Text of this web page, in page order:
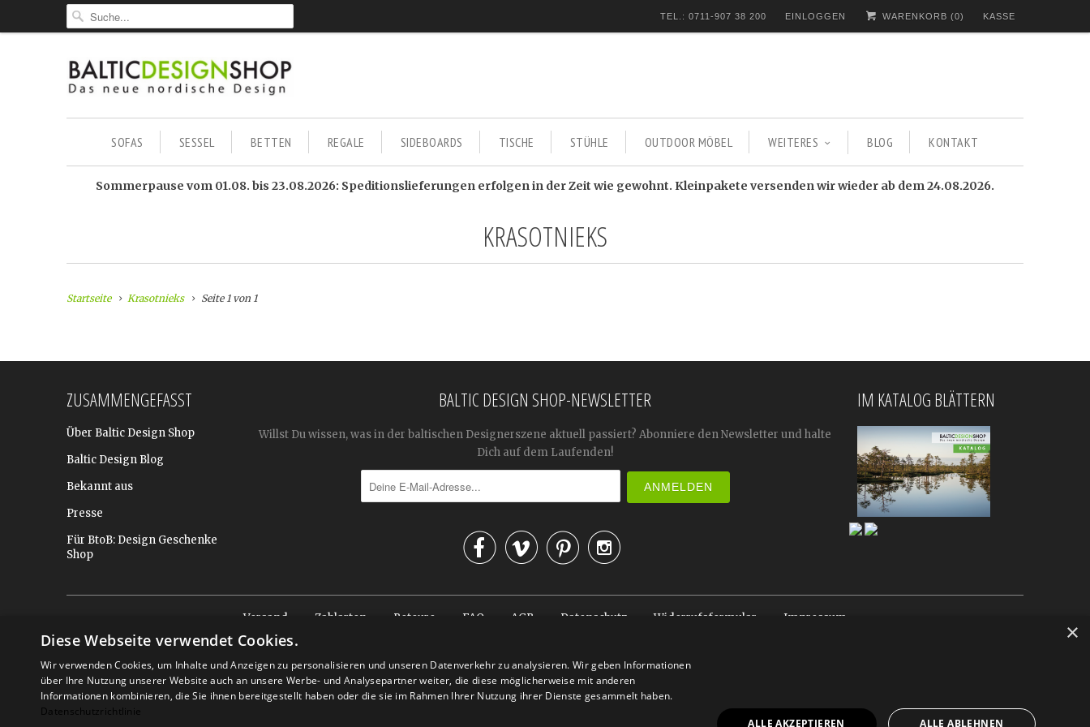
TEL.: 0711-907 38 200 EINLOGGEN WARENKORB (0) KASSE
SOFAS SESSEL BETTEN REGALE SIDEBOARDS TISCHE STÜHLE OUTDOOR MÖBEL WEITERES BLOG KONTAKT
Sommerpause vom 01.08. bis 23.08.2026: Speditionslieferungen erfolgen in der Zeit wie gewohnt. Kleinpakete versenden wir wieder ab dem 24.08.2026.
KRASOTNIEKS
Startseite Krasotnieks Seite 1 von 1
ZUSAMMENGEFASST
Über Baltic Design Shop
Baltic Design Blog
Bekannt aus
Presse
Für BtoB: Design Geschenke
Shop
BALTIC DESIGN SHOP-NEWSLETTER
Willst Du wissen, was in der baltischen Designerszene aktuell passiert? Abonniere den Newsletter und halte
Dich auf dem Laufenden!

IM KATALOG BLÄTTERN
Versand Zahlarten Retoure FAQ AGB Datenschutz Widerrufsformular Impressum
×
Diese Webseite verwendet Cookies.
Wir verwenden Cookies, um Inhalte und Anzeigen zu personalisieren und unseren Datenverkehr zu analysieren. Wir geben Informationen
über Ihre Nutzung unserer Website auch an unsere Werbe- und Analysepartner weiter, die diese möglicherweise mit anderen
Informationen kombinieren, die Sie ihnen bereitgestellt haben oder die sie im Rahmen Ihrer Nutzung ihrer Dienste gesammelt haben.
Datenschutzrichtlinie
ALLE AKZEPTIEREN
ALLE ABLEHNEN